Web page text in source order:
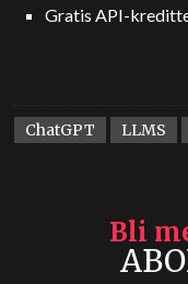
Gratis API-
ChatGPT LLMS
Bli